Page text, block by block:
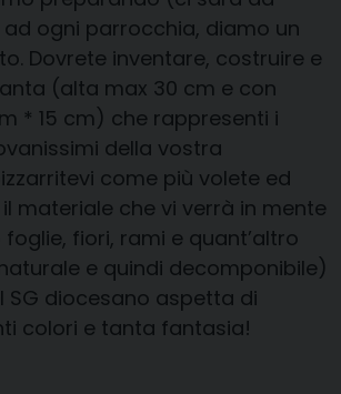
ogni parrocchia, diamo un
Dovrete inventare, costruire e
(alta max 30 cm e con
* 15 cm) che rappresenti i
della vostra
come più volete ed
materiale che vi verrà in mente
fiori, rami e quant’altro
e quindi decomponibile)
SG diocesano aspetta di
colori e tanta fantasia!